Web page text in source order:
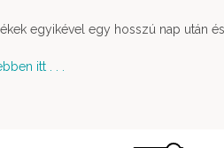
egyikével egy hosszú nap után
itt . . .